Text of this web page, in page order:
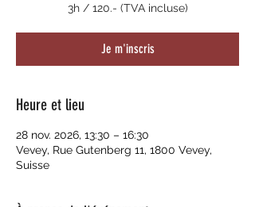
3h / 120.- (TVA incluse)
Je m'inscris
Heure et lieu
28 nov. 2026, 13:30 – 16:30
Vevey, Rue Gutenberg 11, 1800 Vevey,
Suisse